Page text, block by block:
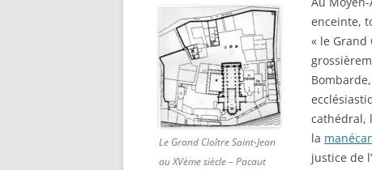
Le Grand Cloître Saint-Jean
au XVème siècle – Pacaut
enceinte,
« le Grand
cathédral,
la
justice de